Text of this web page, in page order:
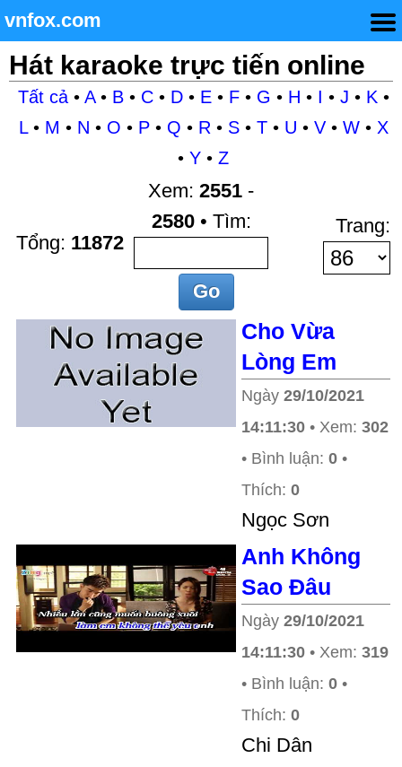
vnfox.com
Hát karaoke trực tiến online
Tất cả• A• B• C• D• E• F• G • H • I • J • K •
L• M • N • O • P• Q • R • S• T• U • V• W• X
• Y • Z
Tổng: 11872
Xem: 2551 -
2580• Tìm: Trang:
Cho Vừa
Lòng Em
Ngày 29/10/2021
14:11:30 • Xem: 302
• Bình luận: 0 •
Thích: 0
Ngọc Sơn
Anh Không
Sao Đâu
Ngày 29/10/2021
14:11:30 • Xem: 319
• Bình luận: 0 •
Thích: 0
Chi Dân